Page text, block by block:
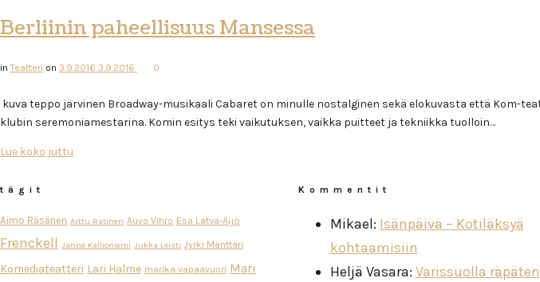
Berliinin paheellisuus Mansessa
inTeatteri on 3.9.2016 3.9.2016 0
kuva teppo järvinen Broadway-musikaali Cabaret on minulle nostalginen sekä elokuvasta että Kom-
klubin seremoniamestarina. Komin esitys teki vaikutuksen, vaikka puitteet ja tekniikka tuolloin…
Lue koko juttu
tägit
Aimo Räsänen Arttu Ratinen Auvo Vihro Esa Latva-Äijö
Frenckell Janne Kallioniemi Jukka Leisti Jyrki Mänttäri
Komediateatteri Lari Halme marika vapaavuori Mari
Kommentit
Mikael: Isänpäivä – Kotiläksyä
kohtaamisiin
Heljä Vasara: Varissuolla räpäten